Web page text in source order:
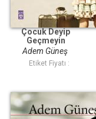
Çocuk Deyip
Geçmeyin
Adem Güneş
Etiket Fiyatı :